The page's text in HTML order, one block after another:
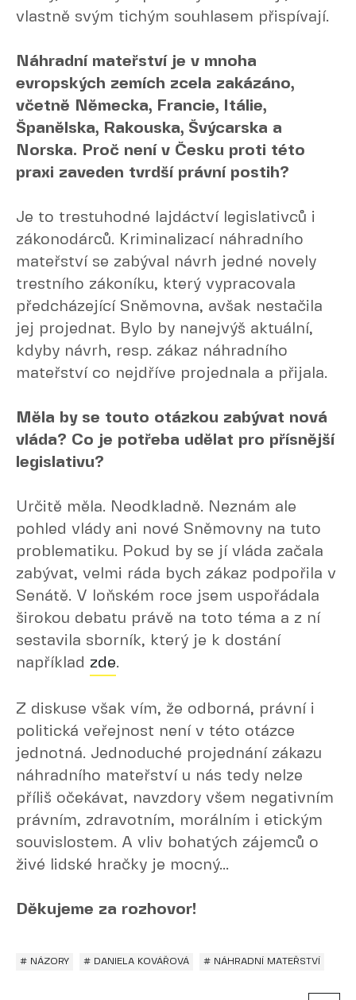
vlastně svým tichým souhlasem přispívají.
Náhradní mateřství je v mnoha
evropských zemích zcela zakázáno,
včetně Německa, Francie, Itálie,
Španělska, Rakouska, Švýcarska a
Norska. Proč není v Česku proti této
praxi zaveden tvrdší právní postih?
Je to trestuhodné lajdáctví legislativců i
zákonodárců. Kriminalizací náhradního
mateřství se zabýval návrh jedné novely
trestního zákoníku, který vypracovala
předcházející Sněmovna, avšak nestačila
jej projednat. Bylo by nanejvýš aktuální,
kdyby návrh, resp. zákaz náhradního
mateřství co nejdříve projednala a přijala.
Měla by se touto otázkou zabývat nová
vláda? Co je potřeba udělat pro přísnější
legislativu?
Určitě měla. Neodkladně. Neznám ale
pohled vlády ani nové Sněmovny na tuto
problematiku. Pokud by se jí vláda začala
zabývat, velmi ráda bych zákaz podpořila v
Senátě. V loňském roce jsem uspořádala
širokou debatu právě na toto téma a z ní
sestavila sborník, který je k dostání
například zde.
Z diskuse však vím, že odborná, právní i
politická veřejnost není v této otázce
jednotná. Jednoduché projednání zákazu
náhradního mateřství u nás tedy nelze
příliš očekávat, navzdory všem negativním
právním, zdravotním, morálním i etickým
souvislostem. A vliv bohatých zájemců o
živé lidské hračky je mocný...
Děkujeme za rozhovor!
# NÁZORY # DANIELA KOVÁŘOVÁ # NÁHRADNÍ MATEŘSTVÍ